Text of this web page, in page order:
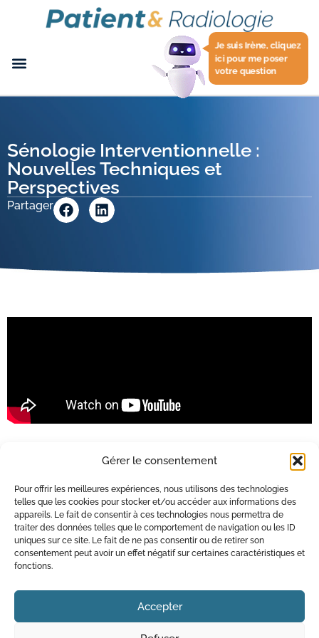
Gérer le consentement
Pour offrir les meilleures expériences, nous utilisons des technologies
telles que les cookies pour stocker et/ou accéder aux informations des
appareils. Le fait de consentir à ces technologies nous permettra de
traiter des données telles que le comportement de navigation ou les ID
uniques sur ce site. Le fait de ne pas consentir ou de retirer son
consentement peut avoir un effet négatif sur certaines caractéristiques et
fonctions.
Accepter
Je suis Irène, cliquez
ici pour me poser
votre question
Sénologie Interventionnelle :
Nouvelles Techniques et
Perspectives
Partager
Qui sommes-nous ?
Contact
Mentions légales